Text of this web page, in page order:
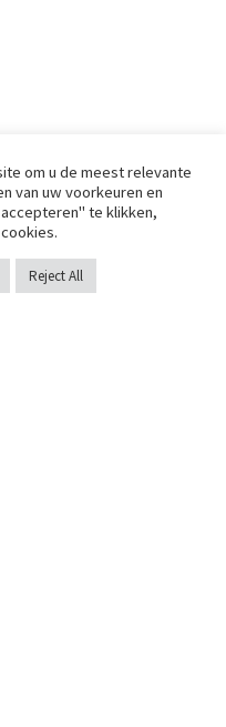
om u de meest relevante
van uw voorkeuren en
te klikken,
Reject All